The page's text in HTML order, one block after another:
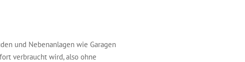
und Nebenanlagen wie Garagen
verbraucht wird, also ohne